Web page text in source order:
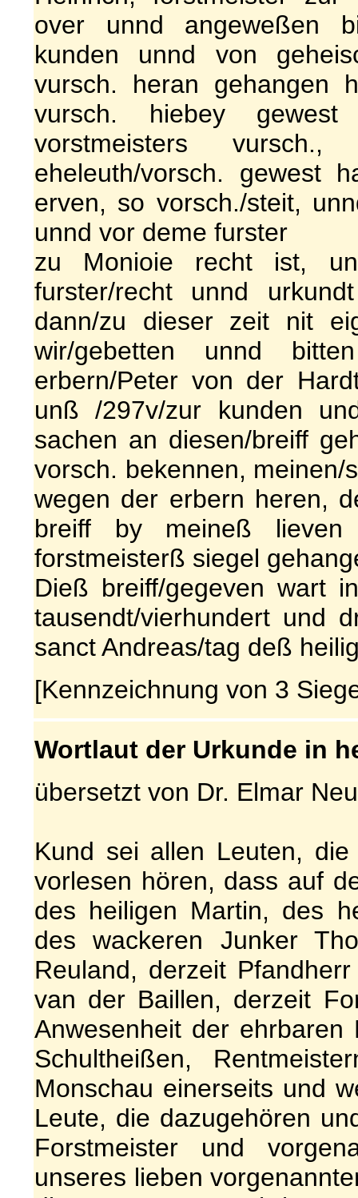
over unnd angeweßen
kunden unnd von
vursch. heran gehangen
vursch. hiebey
vorstmeisters
eheleuth/vorsch. gewest
erven, so vorsch./steit,
unnd vor deme furster
zu Monioie recht ist,
furster/recht unnd
dann/zu dieser zeit nit
wir/gebetten unnd
erbern/Peter von der
unß /297v/zur kunden
sachen an diesen/breiff
vorsch. bekennen,
wegen der erbern heren,
breiff by meineß lieven
forstmeisterß siegel
Dieß breiff/gegeven wart
tausendt/vierhundert und
sanct Andreas/tag deß
[Kennzeichnung von 3
Wortlaut der Urkunde in
übersetzt von Dr. Elmar
Kund sei allen Leuten,
vorlesen hören, dass auf
des heiligen Martin, des
des wackeren Junker
Reuland, derzeit
van der Baillen, derzeit
Anwesenheit der
Schultheißen,
Monschau einerseits und
Leute, die dazugehören
Forstmeister und
unseres lieben